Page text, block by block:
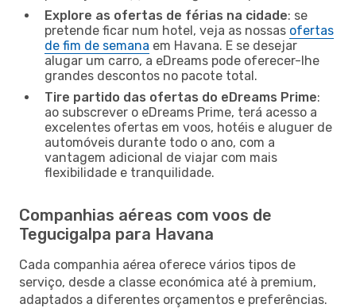
Explore as ofertas de férias na cidade: se
pretende ficar num hotel, veja as nossas ofertas
de fim de semana em Havana. E se desejar
alugar um carro, a eDreams pode oferecer-lhe
grandes descontos no pacote total.
Tire partido das ofertas do eDreams Prime:
ao subscrever o eDreams Prime, terá acesso a
excelentes ofertas em voos, hotéis e aluguer de
automóveis durante todo o ano, com a
vantagem adicional de viajar com mais
flexibilidade e tranquilidade.
Companhias aéreas com voos de
Tegucigalpa para Havana
Cada companhia aérea oferece vários tipos de
serviço, desde a classe económica até à premium,
adaptados a diferentes orçamentos e preferências.